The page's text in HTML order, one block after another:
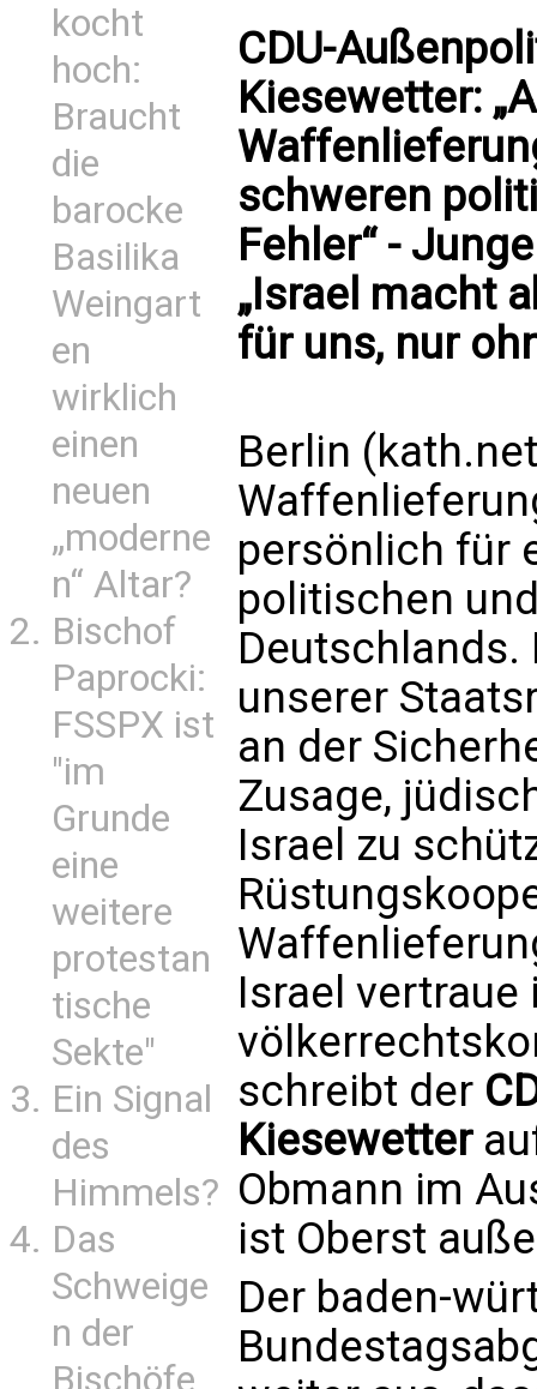
kocht
hoch:
Braucht
die
barocke
Basilika
Weingart
en
wirklich
einen
neuen
„moderne
n“ Altar?
Bischof
Paprocki:
FSSPX ist
"im
Grunde
eine
weitere
protestan
tische
Sekte"
Ein Signal
des
Himmels?
Das
Schweige
n der
Bischöfe
CDU-
Kiesewetter:
schweren
Fehler“ -
„Israel macht
für uns, nur
Berlin
persönlich für
politischen
Deutschlands.
unserer
an der
Zusage,
Israel zu
Israel vertraue
schreibt der
Kiesewetter
Obmann im
ist Oberst
Der baden-